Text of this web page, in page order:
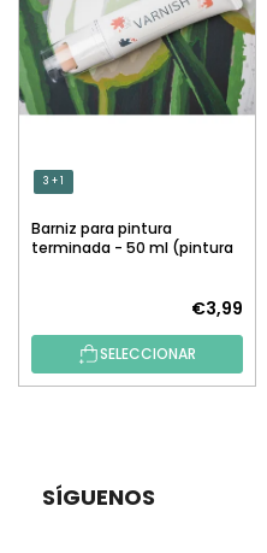
3 + 1
Barniz para pintura
terminada - 50 ml (pintura
€3,99
SELECCIONAR
SÍGUENOS